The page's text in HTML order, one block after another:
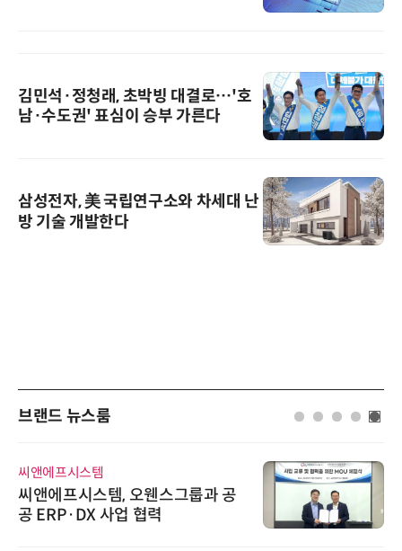
김민석·정청래, 초박빙 대결로…'호
남·수도권' 표심이 승부 가른다
삼성전자, 美 국립연구소와 차세대 난
방 기술 개발한다
브랜드 뉴스룸
씨앤에프시스템
씨앤에프시스템, 오웬스그룹과 공
공 ERP·DX 사업 협력